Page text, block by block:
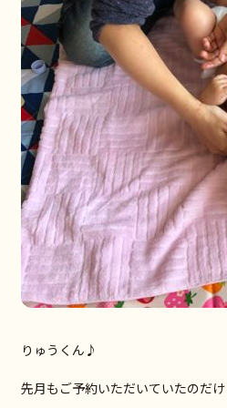
りゅうくん♪
先月もご予約いただいていたのだ